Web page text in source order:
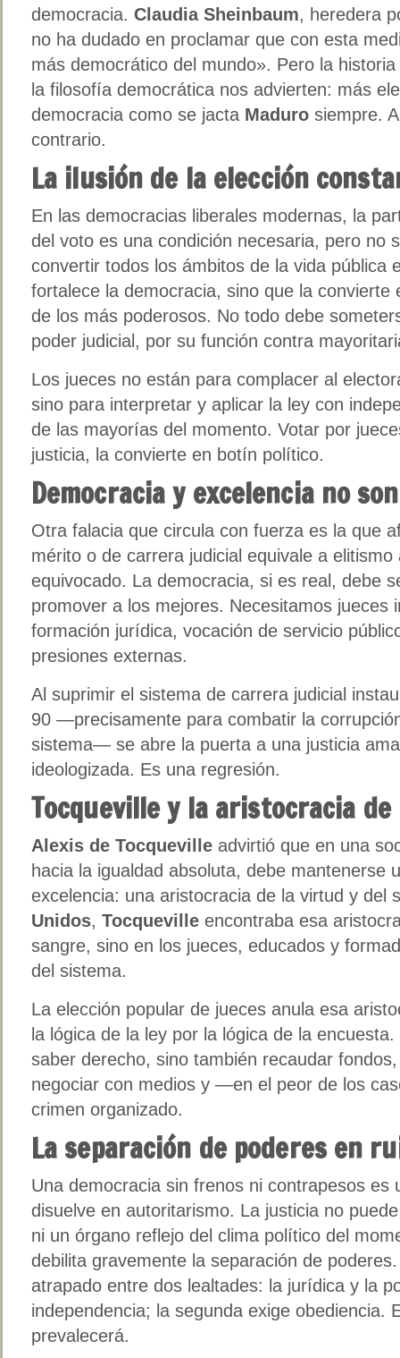
democracia. Claudia Sheinbaum, heredera
no ha dudado en proclamar que con esta
más democrático del mundo». Pero la
la filosofía democrática nos advierten: más
democracia como se jacta Maduro siempre.
contrario.
La ilusión de la elección
En las democracias liberales modernas, la
del voto es una condición necesaria, pero no
convertir todos los ámbitos de la vida pública
fortalece la democracia, sino que la convierte
de los más poderosos. No todo debe
poder judicial, por su función contra
Los jueces no están para complacer al
sino para interpretar y aplicar la ley con
de las mayorías del momento. Votar por
justicia, la convierte en botín político.
Democracia y excelencia no
Otra falacia que circula con fuerza es la que
mérito o de carrera judicial equivale a
equivocado. La democracia, si es real, debe
promover a los mejores. Necesitamos jueces
formación jurídica, vocación de servicio
presiones externas.
Al suprimir el sistema de carrera judicial
90 —precisamente para combatir la
sistema— se abre la puerta a una justicia
ideologizada. Es una regresión.
Tocqueville y la aristocracia de
Alexis de Tocqueville advirtió que en una
hacia la igualdad absoluta, debe mantenerse
excelencia: una aristocracia de la virtud y del
Unidos, Tocqueville encontraba esa
sangre, sino en los jueces, educados y
del sistema.
La elección popular de jueces anula esa
la lógica de la ley por la lógica de la
saber derecho, sino también recaudar
negociar con medios y —en el peor de los
crimen organizado.
La separación de poderes en
Una democracia sin frenos ni contrapesos es
disuelve en autoritarismo. La justicia no
ni un órgano reflejo del clima político del
debilita gravemente la separación de
atrapado entre dos lealtades: la jurídica y la
independencia; la segunda exige obediencia.
prevalecerá.